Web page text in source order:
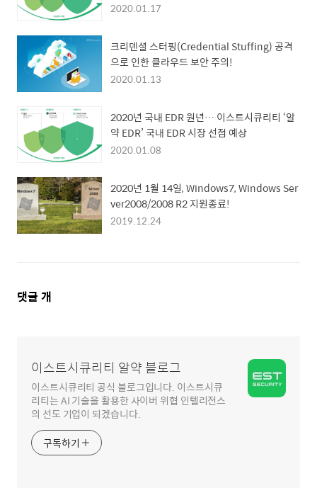
2020.01.17
크리덴셜 스터핑(Credential Stuffing) 공격
으로 인한 클라우드 보안 주의!
2020.01.13
2020년 국내 EDR 원년… 이스트시큐리티 ‘알
약 EDR’ 국내 EDR 시장 선점 예상
2020.01.08
2020년 1월 14일, Windows7, Windows Ser
ver2008/2008 R2 지원종료!
2019.12.24
댓
댓글 개
이스트시큐리티 알약 블로그
이스트시큐리티 공식 블로그입니다. 이스트시큐
리티는 AI 기술을 활용한 사이버 위협 인텔리전스
의 선도 기업이 되겠습니다.
구독하기